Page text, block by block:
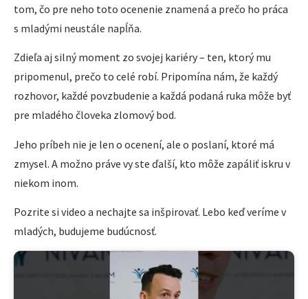
tom, čo pre neho toto ocenenie znamená a prečo ho práca
s mladými neustále napĺňa.
Zdieľa aj silný moment zo svojej kariéry – ten, ktorý mu
pripomenul, prečo to celé robí. Pripomína nám, že každý
rozhovor, každé povzbudenie a každá podaná ruka môže byť
pre mladého človeka zlomový bod.
Jeho príbeh nie je len o ocenení, ale o poslaní, ktoré má
zmysel. A možno práve vy ste ďalší, kto môže zapáliť iskru v
niekom inom.
Pozrite si video a nechajte sa inšpirovať. Lebo keď veríme v
mladých, budujeme budúcnosť.